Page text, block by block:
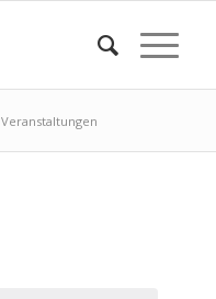
Veranstaltungen